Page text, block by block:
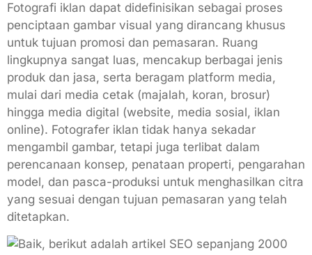
Fotografi iklan dapat didefinisikan sebagai proses
penciptaan gambar visual yang dirancang khusus
untuk tujuan promosi dan pemasaran. Ruang
lingkupnya sangat luas, mencakup berbagai jenis
produk dan jasa, serta beragam platform media,
mulai dari media cetak (majalah, koran, brosur)
hingga media digital (website, media sosial, iklan
online). Fotografer iklan tidak hanya sekadar
mengambil gambar, tetapi juga terlibat dalam
perencanaan konsep, penataan properti, pengarahan
model, dan pasca-produksi untuk menghasilkan citra
yang sesuai dengan tujuan pemasaran yang telah
ditetapkan.